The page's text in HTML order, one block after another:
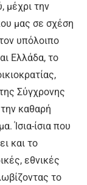
μέχρι την
μας σε σχέση
υπόλοιπο
Ελλάδα, το
Σύγχρονης
καθαρή
Ίσια-ίσια που
και το
εθνικές
το